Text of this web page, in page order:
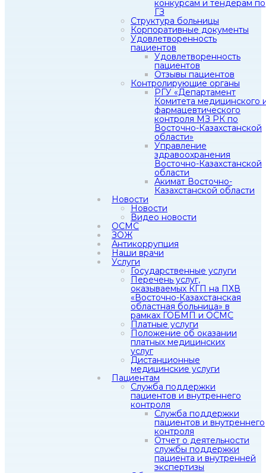
конкурсам и тендерам по
ГЗ
Структура больницы
Корпоративные документы
Удовлетворенность
пациентов
Удовлетворенность
пациентов
Отзывы пациентов
Контролирующие органы
РГУ «Департамент
Комитета медицинского
фармацевтического
контроля МЗ РК по
Восточно-Казахстанской
области»
Управление
здравоохранения
Восточно-Казахстанской
области
Акимат Восточно-
Казахстанской области
Новости
Новости
Видео новости
ОСМС
ЗОЖ
Антикоррупция
Наши врачи
Услуги
Государственные услуги
Перечень услуг,
оказываемых КГП на ПХВ
«Восточно-Казахстанская
областная больница» в
рамках ГОБМП и ОСМС
Платные услуги
Положение об оказании
платных медицинских
услуг
Дистанционные
медицинские услуги
Пациентам
Служба поддержки
пациентов и внутреннего
контроля
Служба поддержки
пациентов и внутреннего
контроля
Отчет о деятельности
службы поддержки
пациента и внутренней
экспертизы